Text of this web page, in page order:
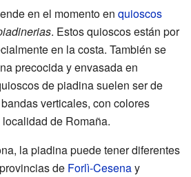
en el momento en quioscos
. Estos quioscos están por
en la costa. También se
precocida y envasada en
de piadina suelen ser de
verticales, con colores
de Romaña.
la piadina puede tener diferentes
de Forlì-Cesenay